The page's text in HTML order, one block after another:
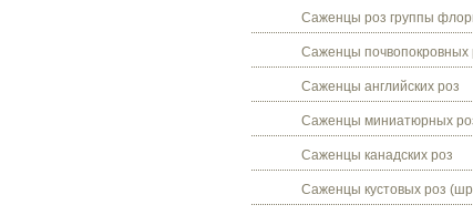
Саженцы роз группы
Саженцы почвопокровных
Саженцы английских роз
Саженцы миниатюрных
Саженцы канадских роз
Саженцы кустовых роз